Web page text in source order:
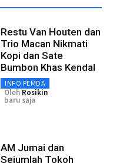
Restu Van Houten dan
Trio Macan Nikmati
Kopi dan Sate
Bumbon Khas Kendal
INFO PEMDA
Oleh Rosikin
baru saja
AM Jumai dan
Sejumlah Tokoh